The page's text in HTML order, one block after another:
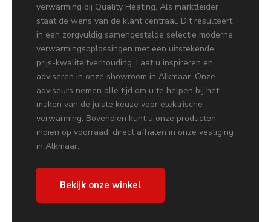
verwarming bij Quality Heating. Als marktleider
staat de wens van de klant centraal. Dit resulteert
in een zorgvuldig samengestelde selectie moderne
verwarmingsoplossingen met een uitstekende
prijs-kwaliteitverhouding. Laat u inspireren en
adviseren in onze showroom in Alkmaar. Onze
adviseurs nemen alle tijd om u te helpen bij het
maken van de juiste keuze voor elektrische
verwarming. Bovendien kunt u onze producten,
indien op voorraad, direct afhalen in onze vestiging
in Alkmaar.
Bekijk onze winkel